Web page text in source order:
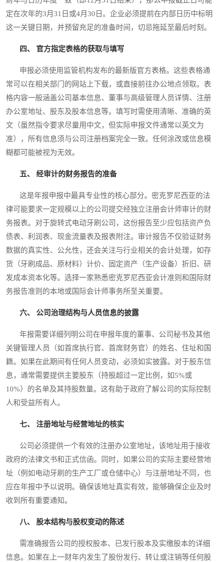
定在次年的3月31日或4月30日。企业必须提前在内部日历中标明
这一关键日期，并预留充足的准备时间，切忌拖延至最后时刻。
四、 官方指定表格的获取与填写
申报必须使用监管机构发布的最新版官方表格。这些表格通
常可以在相关部门的网站上下载，或直接前往办公地点领取。表
格内容一般涵盖公司基本信息、董事与高级管理人员详情、注册
办公室地址、股东及股本信息等。填写时需使用清晰、准确的英
文（虽然指令要求尽量用中文，但实际申报文件通常以英文为
准），所有信息须与公司注册档案完全一致。任何涂改或信息模
糊都可能被视为无效。
五、 经审计的财务报告的准备
这是年报申报中最具专业性的核心部分。密克罗尼西亚的法
律可能要求一定规模以上的公司提交经独立注册会计师审计的财
务报表。对于旋转式电动牙刷公司，这份报告至少应包括资产负
债表、利润表、现金流量表及报表附注。审计报告不仅验证财务
数据的真实性、公允性，还会关注与行业相关的会计处理，如存
货（牙刷成品、原材料）计价、固定资产（生产设备）折旧、研
发成本资本化等。选择一家熟悉密克罗尼西亚会计准则和国际财
务报告准则的本地或国际会计师事务所至关重要。
六、 公司治理结构与人员信息的披露
年报需要详细列明公司在申报年度的董事、公司秘书及其他
关键管理人员（如首席执行官、首席财务官）的姓名、住址和国
籍。如果在此期间有任何人员变动，必须如实披露。对于股东信
息，通常需要提供主要股东（持股超过一定比例，如5%或
10%）的名单及其持股数量。这有助于政府了解公司的实际控制
人和受益所有人。
七、 注册地址与经营地址的核实
公司必须提供一个有效的注册办公室地址，该地址用于接收
政府的法律文书和正式信函。同时，如果公司的实际主要经营地
址（例如电动牙刷的生产工厂或仓储中心）与注册地址不同，也
应在年报中予以说明。确保该地址真实有效，能够确保企业及时
收到所有重要通知。
八、 股本结构与股权变动的陈述
需准确报告公司的授权股本、已发行股本及实缴股本的详细
信息。如果在上一财年内发生了股份发行、转让或注销等任何股